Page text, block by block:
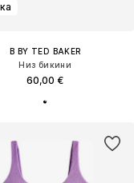
B BY TED BAKER
Низ бикини
60,00 €